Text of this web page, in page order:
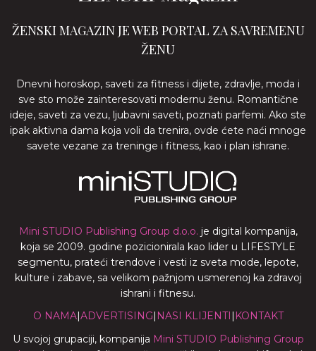
ŽENSKI MAGAZIN JE WEB PORTAL ZA SAVREMENU
ŽENU
Dnevni horoskop, saveti za fitness i dijete, zdravlje, moda i
sve sto može zainteresovati modernu ženu. Romantične
ideje, saveti za vezu, ljubavni saveti, poznati parfemi. Ako ste
ipak aktivna dama koja voli da trenira, ovde ćete naći mnoge
savete vezane za treninge i fitness, kao i plan ishrane.
Mini STUDIO Publishing Group d.o.o. je digital kompanija,
koja se 2009. godine pozicionirala kao lider u LIFESTYLE
segmentu, prateći trendove i vesti iz sveta mode, lepote,
kulture i zabave, sa velikom pažnjom usmerenoj ka zdravoj
ishrani i fitnesu.
O NAMA|ADVERTISING| NASI KLIJENTI | KONTAKT
U svojoj grupaciji, kompanija Mini STUDIO Publishing Group